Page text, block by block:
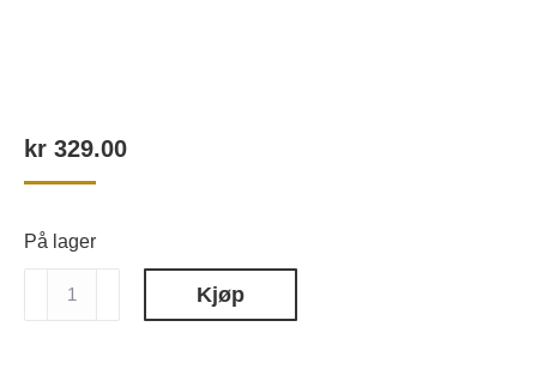
kr 329.00
På lager
Kjøp